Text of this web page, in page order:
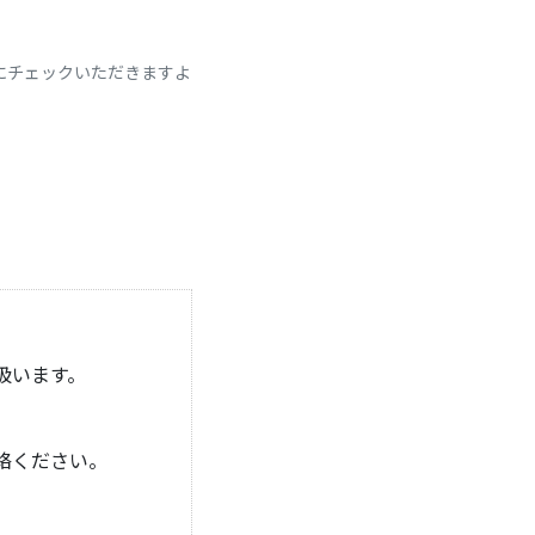
ェックいただきますよ
ます。
ださい。